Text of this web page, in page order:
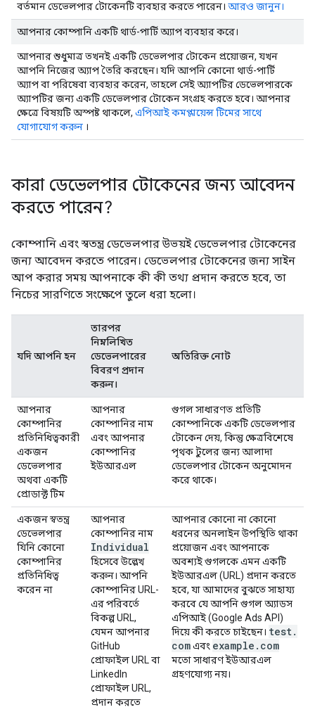
বর্তমান ডেভেলপার টোকেনটি ব্যবহার করতে পারেন। আরও জানুন।
আপনার কোম্পানি একটি থার্ড-পার্টি অ্যাপ ব্যবহার করে।
আপনার শুধুমাত্র তখনই একটি ডেভেলপার টোকেন প্রয়োজন, যখন
আপনি নিজের অ্যাপ তৈরি করছেন। যদি আপনি কোনো থার্ড-পার্টি
অ্যাপ বা পরিষেবা ব্যবহার করেন, তাহলে সেই অ্যাপটির ডেভেলপারকে
অ্যাপটির জন্য একটি ডেভেলপার টোকেন সংগ্রহ করতে হবে। আপনার
ক্ষেত্রে বিষয়টি অস্পষ্ট থাকলে, এপিআই কমপ্লায়েন্স টিমের সাথে
যোগাযোগ করুন ।
কারা ডেভেলপার টোকেনের জন্য আবেদন
করতে পারেন?
কোম্পানি এবং স্বতন্ত্র ডেভেলপার উভয়ই ডেভেলপার টোকেনের
জন্য আবেদন করতে পারেন। ডেভেলপার টোকেনের জন্য সাইন
আপ করার সময় আপনাকে কী কী তথ্য প্রদান করতে হবে, তা
নিচের সারণিতে সংক্ষেপে তুলে ধরা হলো।
যদি আপনি হন
তারপর
নিম্নলিখিত
ডেভেলপারের
বিবরণ প্রদান
করুন।
অতিরিক্ত নোট
আপনার
কোম্পানির
প্রতিনিধিত্বকারী
একজন
ডেভেলপার
অথবা একটি
প্রোডাক্ট টিম
আপনার
কোম্পানির নাম
এবং আপনার
কোম্পানির
ইউআরএল
গুগল সাধারণত প্রতিটি
কোম্পানিকে একটি ডেভেলপার
টোকেন দেয়, কিন্তু ক্ষেত্রবিশেষে
পৃথক টুলের জন্য আলাদা
ডেভেলপার টোকেন অনুমোদন
করে থাকে।
একজন স্বতন্ত্র
ডেভেলপার
যিনি কোনো
কোম্পানির
প্রতিনিধিত্ব
করেন না
আপনার
কোম্পানির নাম
Individual
হিসেবে উল্লেখ
করুন। আপনি
কোম্পানির URL-
এর পরিবর্তে
বিকল্প URL,
যেমন আপনার
GitHub
প্রোফাইল URL বা
LinkedIn
প্রোফাইল URL,
প্রদান করতে
আপনার কোনো না কোনো
ধরনের অনলাইন উপস্থিতি থাকা
প্রয়োজন এবং আপনাকে
অবশ্যই গুগলকে এমন একটি
ইউআরএল (URL) প্রদান করতে
হবে, যা আমাদের বুঝতে সাহায্য
করবে যে আপনি গুগল অ্যাডস
এপিআই (Google Ads API)
দিয়ে কী করতে চাইছেন। test.
comএবং example . com
মতো সাধারণ ইউআরএল
গ্রহণযোগ্য নয়।